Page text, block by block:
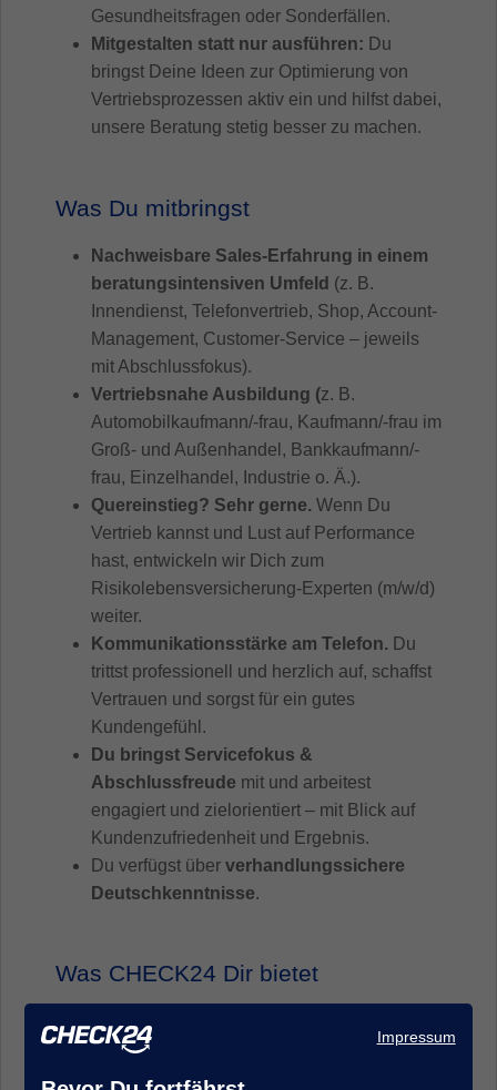
Gesundheitsfragen oder Sonderfällen.
Mitgestalten statt nur ausführen: Du
bringst Deine Ideen zur Optimierung von
Vertriebsprozessen aktiv ein und hilfst dabei,
unsere Beratung stetig besser zu machen.
Was Du mitbringst
Nachweisbare Sales-Erfahrung in einem
beratungsintensiven Umfeld (z. B.
Innendienst, Telefonvertrieb, Shop, Account-
Management, Customer-Service – jeweils
mit Abschlussfokus).
Vertriebsnahe Ausbildung (z. B.
Automobilkaufmann/-frau, Kaufmann/-frau im
Groß- und Außenhandel, Bankkaufmann/-
frau, Einzelhandel, Industrie o. Ä.).
Quereinstieg? Sehr gerne. Wenn Du
Vertrieb kannst und Lust auf Performance
hast, entwickeln wir Dich zum
Risikolebensversicherung-Experten (m/w/d)
weiter.
Kommunikationsstärke am Telefon. Du
trittst professionell und herzlich auf, schaffst
Vertrauen und sorgst für ein gutes
Kundengefühl.
Du bringst Servicefokus &
Abschlussfreude mit und arbeitest
engagiert und zielorientiert – mit Blick auf
Kundenzufriedenheit und Ergebnis.
Du verfügst über verhandlungssichere
Deutschkenntnisse.
Was CHECK24 Dir bietet
Das Beste aus zwei Welten:
bekommst Du die Sicherheit und Stabilität
eines etablierten Unternehmens –
Impressum